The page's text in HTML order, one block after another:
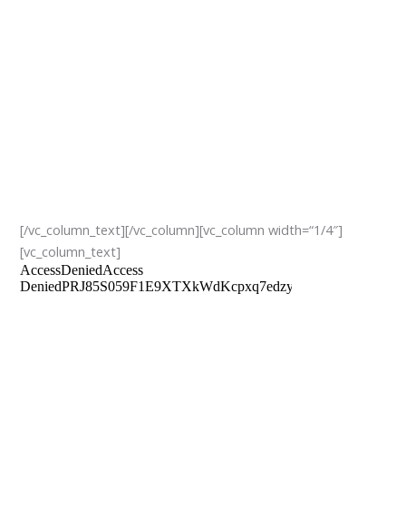
[/vc_column_text][/vc_column][vc_column width=“1/4″]
[vc_column_text]